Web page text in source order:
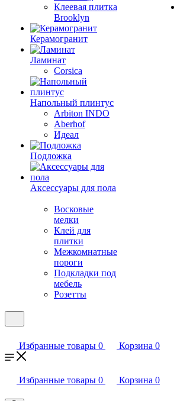
Клеевая плитка
Brooklyn
Керамогранит
Ламинат
Corsica
Напольный плинтус
Arbiton INDO
Aberhof
Идеал
Подложка
Аксессуары для пола
Восковые
мелки
Клей для
плитки
Межкомнатные
пороги
Подкладки под
мебель
Розетты
Избранные товары 0 Корзина 0
Избранные товары 0 Корзина 0